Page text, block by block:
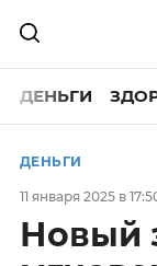
ДЕНЬГИ
ДЕНЬГИ
11 января 2025 в
Новый